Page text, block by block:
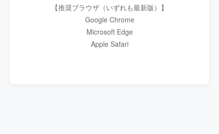
【推奨ブラウザ（いずれも最新版）】
Google Chrome
Microsoft Edge
Apple Safari